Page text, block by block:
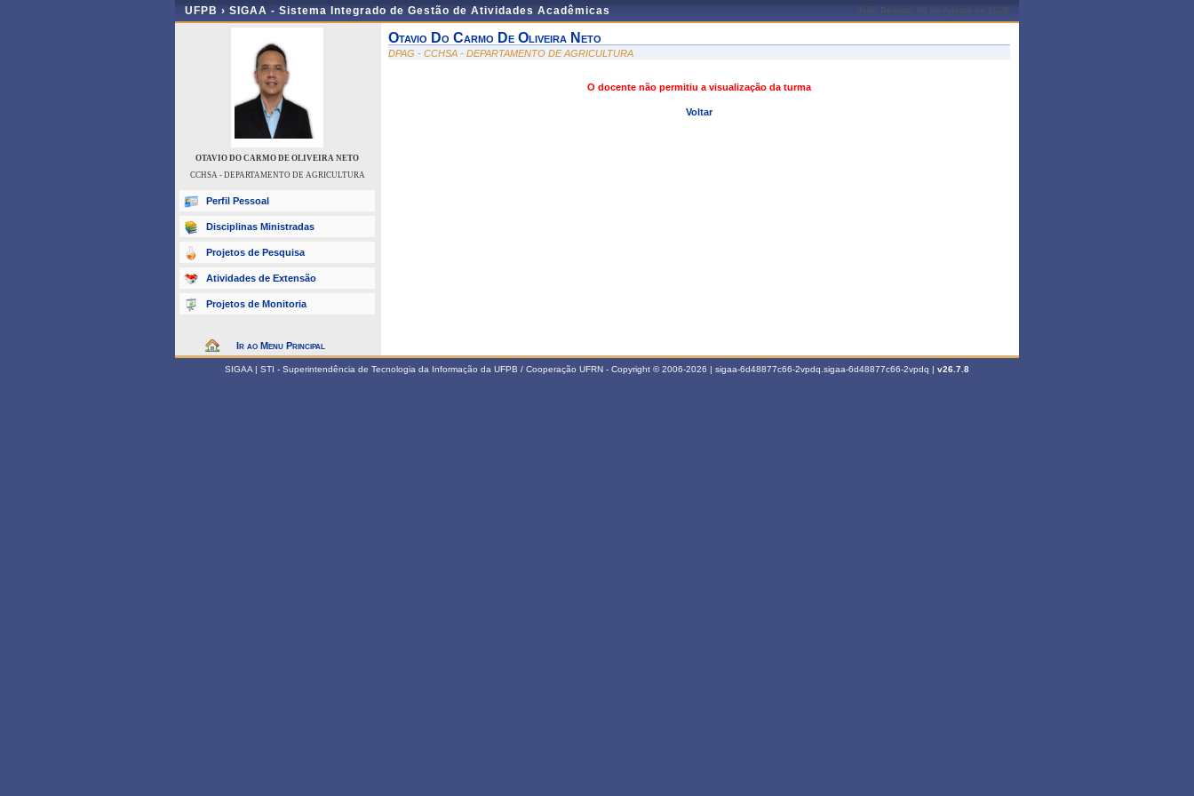
UFPB › SIGAA - Sistema Integrado de Gestão de Atividades Acadêmicas João Pessoa, 06 de Agosto de 2026
OTAVIO DO CARMO DE OLIVEIRA NETO
CCHSA - DEPARTAMENTO DE AGRICULTURA
Perfil Pessoal
Disciplinas Ministradas
Projetos de Pesquisa
Atividades de Extensão
Projetos de Monitoria
Ir ao Menu Principal
Otavio Do Carmo De Oliveira Neto
DPAG - CCHSA - DEPARTAMENTO DE AGRICULTURA
O docente não permitiu a visualização da turma
Voltar
SIGAA | STI - Superintendência de Tecnologia da Informação da UFPB / Cooperação UFRN - Copyright © 2006-2026 | sigaa-6d48877c66-2vpdq.sigaa-6d48877c66-2vpdq | v26.7.8